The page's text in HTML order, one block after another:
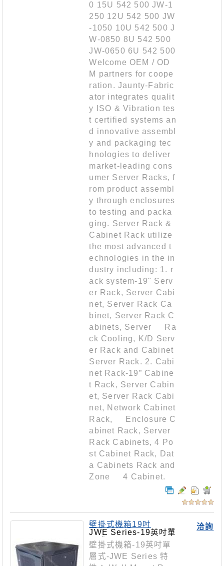
0 15U 542 500 JW-1
250 12U 542 500 JW
-1050 10U 542 500 J
W-0850 8U 542 500
JW-0650 6U 542 500
Welcome OEM / OD
M partners for coope
ration. Jaunty-Fabric
ator integrates qualit
y ISO & Vibration tes
t certified systems an
d innovative assembl
y and packaging tec
hnologies to deliver
market-leading cons
umer Server Racks, f
rom product assembl
y through enclosures
to testing and packa
ging. Server Rack &
Cabinet Rack utilize
the most advanced t
echnologies in the in
dustry including: 1. r
ack system-19" Serv
er Rack, Server Cabi
net, Server Rack Ca
binet, Server Rack C
abinets, Server Ra
ck Cooling, K/D Serv
er Rack and Cabinet
Server Rack. 2. Cabi
net Rack-19” Cabine
t Rack, Server Cabin
et, Server Rack Cabi
net, Network Cabinet
Rack, Enclosure C
abinet Rack, Server
Rack Cabinets, 4 Po
st Cabinet Rack, Dat
a Cabinets Rack and
Zone 4 Cabinet.
洽詢
壁掛式機箱19吋
JWE Series-19英吋單
層式
壁掛式機箱-19英吋單
層式-JWE Series 特